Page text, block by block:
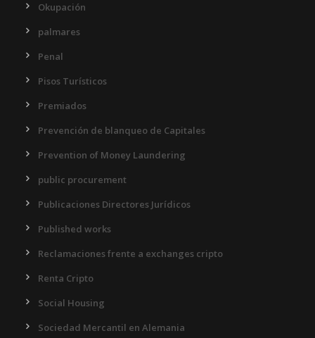
Okupación
palmares
Penal
Pisos Turísticos
Premiados
Prevención de blanqueo de Capitales
Prevention of Money Laundering
public procurement
Publicaciones Directores Jurídicos
Published works
Reclamaciones frente a exchanges cripto
Renta Cripto
Social Housing
Sociedad Mercantil en Alemania